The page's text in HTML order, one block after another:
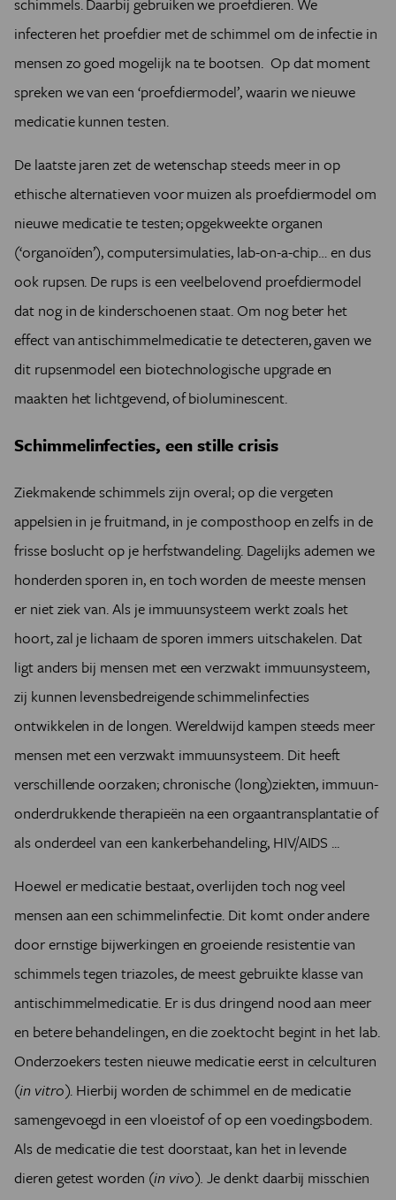
infecteren het proefdier met de schimmel om de infectie in
mensen zo goed mogelijk na te bootsen. Op dat moment
spreken we van een ‘proefdiermodel’, waarin we nieuwe
medicatie kunnen testen.
De laatste jaren zet de wetenschap steeds meer in op
ethische alternatieven voor muizen als proefdiermodel om
nieuwe medicatie te testen; opgekweekte organen
(‘organoïden’), computersimulaties, lab-on-a-chip… en dus
ook rupsen. De rups is een veelbelovend proefdiermodel
dat nog in de kinderschoenen staat. Om nog beter het
effect van antischimmelmedicatie te detecteren, gaven we
dit rupsenmodel een biotechnologische upgrade en
maakten het lichtgevend, of bioluminescent.
Schimmelinfecties, een stille crisis
Ziekmakende schimmels zijn overal; op die vergeten
appelsien in je fruitmand, in je composthoop en zelfs in de
frisse boslucht op je herfstwandeling. Dagelijks ademen we
honderden sporen in, en toch worden de meeste mensen
er niet ziek van. Als je immuunsysteem werkt zoals het
hoort, zal je lichaam de sporen immers uitschakelen. Dat
ligt anders bij mensen met een verzwakt immuunsysteem,
zij kunnen levensbedreigende schimmelinfecties
ontwikkelen in de longen. Wereldwijd kampen steeds meer
mensen met een verzwakt immuunsysteem. Dit heeft
verschillende oorzaken; chronische (long)ziekten, immuun-
onderdrukkende therapieën na een orgaantransplantatie of
als onderdeel van een kankerbehandeling, HIV/AIDS ...
Hoewel er medicatie bestaat, overlijden toch nog veel
mensen aan een schimmelinfectie. Dit komt onder andere
door ernstige bijwerkingen en groeiende resistentie van
schimmels tegen triazoles, de meest gebruikte klasse van
antischimmelmedicatie. Er is dus dringend nood aan meer
en betere behandelingen, en die zoektocht begint in het lab.
Onderzoekers testen nieuwe medicatie eerst in celculturen
(in vitro). Hierbij worden de schimmel en de medicatie
samengevoegd in een vloeistof of op een voedingsbodem.
Als de medicatie die test doorstaat, kan het in levende
dieren getest worden (in vivo).Je denkt daarbij misschien